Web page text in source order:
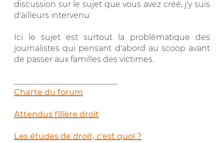
discussion sur le sujet que vous avez créé, j'y suis
d'ailleurs intervenu.
Ici le sujet est surtout la problématique des
journalistes qui pensant d'abord au scoop avant
de passer aux familles des victimes.
Charte du forum
Attendus filière droit
Les études de droit, c'est quoi ?